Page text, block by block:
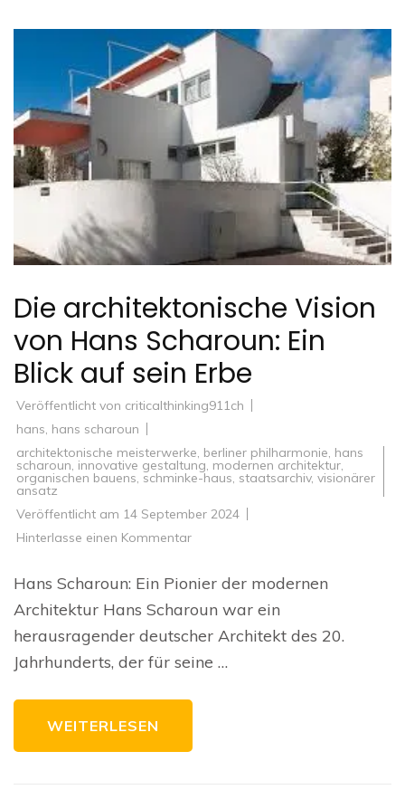
Die architektonische Vision
von Hans Scharoun: Ein
Blick auf sein Erbe
Veröffentlicht von criticalthinking911ch
hans, hans scharoun
architektonische meisterwerke, berliner philharmonie, hans
scharoun, innovative gestaltung, modernen architektur,
organischen bauens, schminke-haus, staatsarchiv, visionärer
ansatz
Veröffentlicht am 14 September 2024
Hinterlasse einen Kommentarzu
Vision
von
Scharoun:
Blick
sein
Hans Scharoun: Ein Pionier der modernen
Architektur Hans Scharoun war ein
herausragender deutscher Architekt des 20.
Jahrhunderts, der für seine …
WEITERLESEN